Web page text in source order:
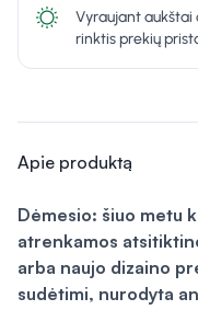
Vyraujant
rinktis prekių
Apie produktą
Dėmesio: šiuo metu
atrenkamos
arba naujo dizaino
sudėtimi, nurodyta